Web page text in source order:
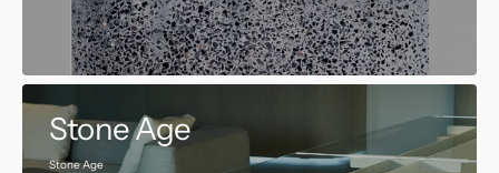
Stone Age
Stone Age